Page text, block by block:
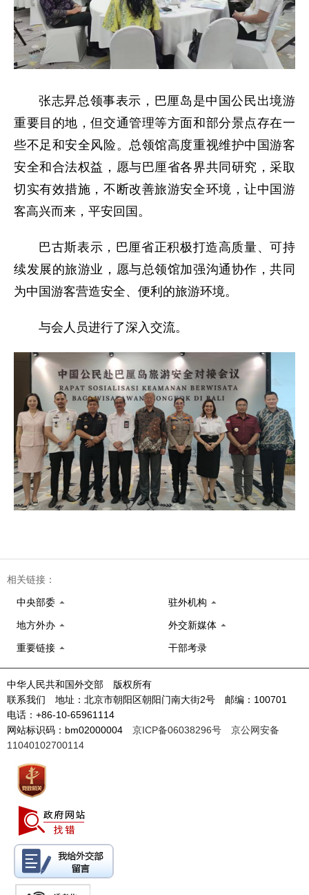
张志昇总领事表示，巴厘岛是中国公民出境游
重要目的地，但交通管理等方面和部分景点存在一
些不足和安全风险。总领馆高度重视维护中国游客
安全和合法权益，愿与巴厘省各界共同研究，采取
切实有效措施，不断改善旅游安全环境，让中国游
客高兴而来，平安回国。
巴古斯表示，巴厘省正积极打造高质量、可持
续发展的旅游业，愿与总领馆加强沟通协作，共同
为中国游客营造安全、便利的旅游环境。
与会人员进行了深入交流。
相关链接：
中央部委 驻外机构
地方外办 外交新媒体
重要链接 干部考录
中华人民共和国外交部 版权所有
联系我们 地址：北京市朝阳区朝阳门南大街2号 邮编：100701
电话：+86-10-65961114
网站标识码：bm02000004 京ICP备06038296号
京公网安备
11040102700114